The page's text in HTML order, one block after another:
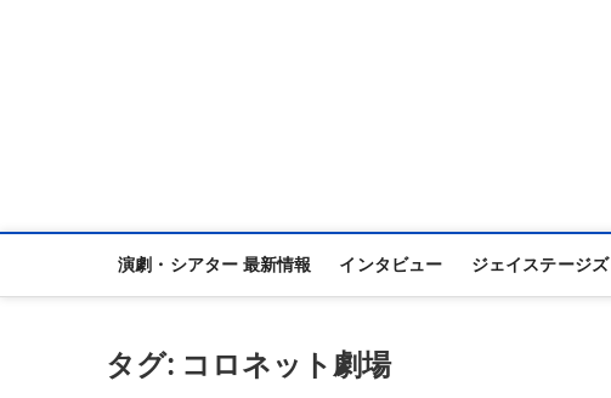
演劇・シアター 最新情報 インタビュー ジェイステージズ
タグ: コロネット劇場